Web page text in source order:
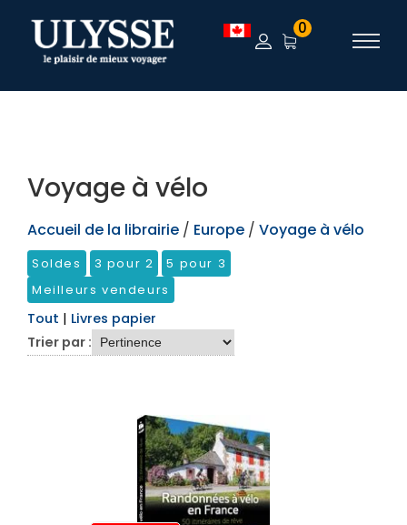
TEST 0
Voyage à vélo
Accueil de la librairie / Europe / Voyage à vélo
Soldes 3 pour 2
5 pour 3
Meilleurs vendeurs
Tout | Livres papier
Trier par :